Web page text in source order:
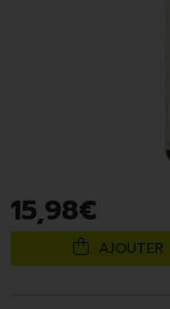
15,98€
AJOUTER